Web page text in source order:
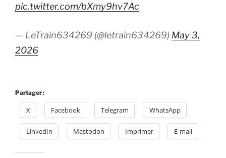
pic.twitter.com/bXmy9hv7Ac
— LeTrain634269 (@letrain634269) May 3,
2026
Partager :
X Facebook Telegram WhatsApp
LinkedIn Mastodon Imprimer E-mail